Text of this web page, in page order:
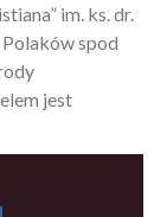
im. ks. dr.
Polaków spod
jest